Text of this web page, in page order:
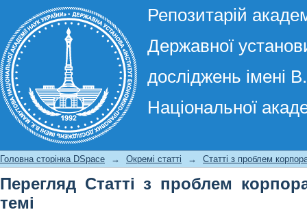
Репозитарій
Державної
досліджень імені
Національної
Перегляд Статті з проблем
Головна сторінка DSpace → Окремі статті → Статті з проблем
Перегляд Статті з проблем
темі